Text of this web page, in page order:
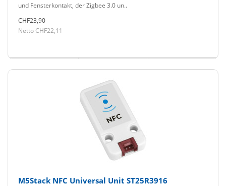
und Fensterkontakt, der Zigbee 3.0 un..
CHF23,90
Netto CHF22,11
M5Stack NFC Universal Unit ST25R3916